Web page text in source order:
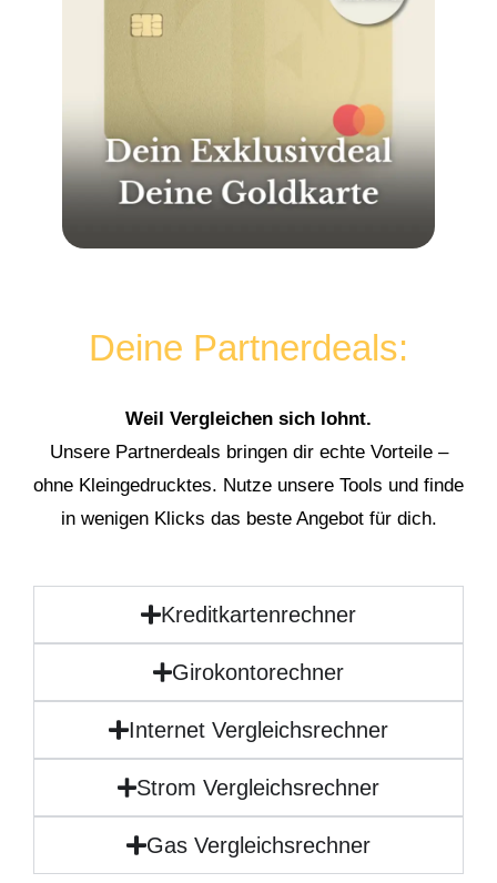
Deine Partnerdeals:
Weil Vergleichen sich lohnt.
Unsere Partnerdeals bringen dir echte Vorteile –
ohne Kleingedrucktes. Nutze unsere Tools und finde
in wenigen Klicks das beste Angebot für dich.
Kreditkartenrechner
Girokontorechner
Internet Vergleichsrechner
Strom Vergleichsrechner
Gas Vergleichsrechner